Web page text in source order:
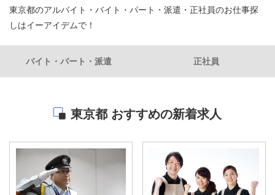
東京都のアルバイト・バイト・パート・派遣・正社員のお仕事探
しはイーアイデムで！
バイト・パート・派遣 正社員
東京都 おすすめの新着求人